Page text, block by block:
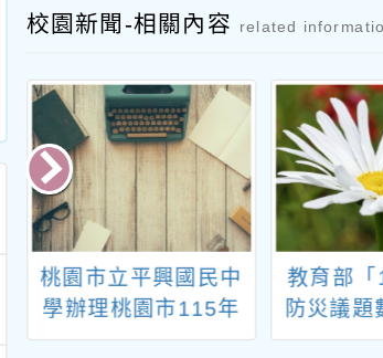
校園新聞-相關內容 related
桃園市立平興國民中
學辦理桃園市115年
度寒假學生多元資優
教育部「
防災議題
選」，鼓